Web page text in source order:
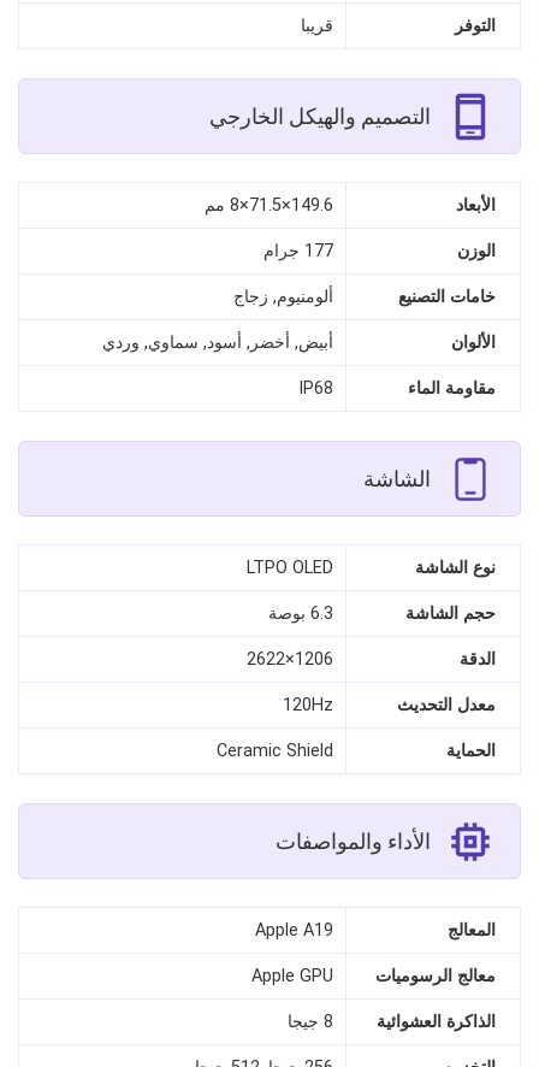
التوفر قريبا
التصميم والهيكل الخارجي
الأبعاد 149.6×71.5×8 مم
الوزن 177 جرام
خامات التصنيع ألومنيوم, زجاج
الألوان أبيض, أخضر, أسود, سماوي, وردي
مقاومة الماء IP68
الشاشة
نوع الشاشة LTPO OLED
حجم الشاشة 6.3 بوصة
الدقة 1206×2622
معدل التحديث 120Hz
الحماية Ceramic Shield
الأداء والمواصفات
المعالج Apple A19
معالج الرسوميات Apple GPU
الذاكرة العشوائية 8 جيجا